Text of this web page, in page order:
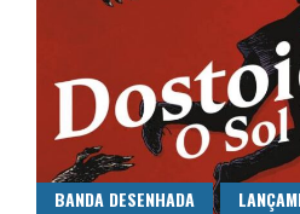
BANDA DESENHADA